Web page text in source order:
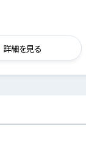
詳細を見る